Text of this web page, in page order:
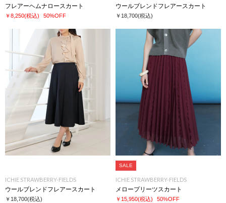
フレアーヘムナロースカート
￥8,250(税込) 50%OFF
ウールブレンドフレアースカート
￥18,700(税込)
ICHIE STRAWBERRY-FIELDS
ウールブレンドフレアースカート
￥18,700(税込)
SALE
ICHIE STRAWBERRY-FIELDS
メロープリーツスカート
￥15,950(税込) 50%OFF